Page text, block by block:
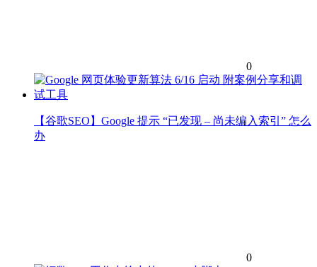
0
【谷歌SEO】Google 提示 “已发现 – 尚未编入索引” 怎么
办
0